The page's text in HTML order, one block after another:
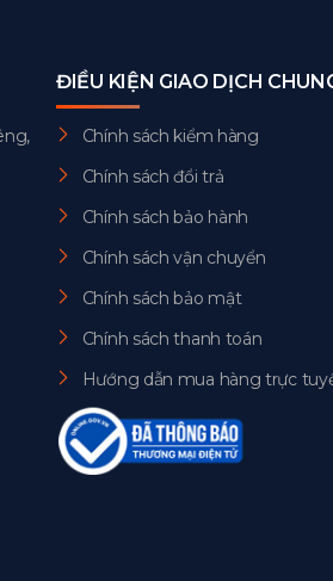
ĐIỀU KIỆN GIAO DỊCH
Chính sách kiểm hàng
Chính sách đổi trả
Chính sách bảo hành
Chính sách vận chuyển
Chính sách bảo mật
Chính sách thanh toán
Hướng dẫn mua hàng trực